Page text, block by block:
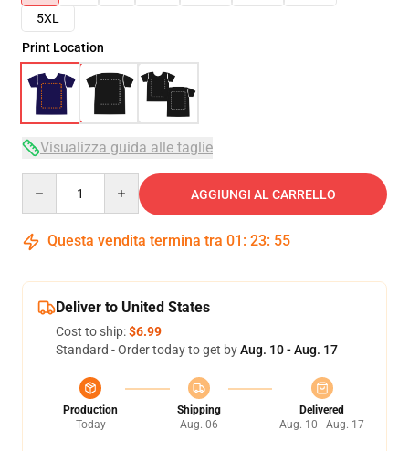
5XL
Print Location
Visualizza guida alle taglie
AGGIUNGI AL CARRELLO
Questa vendita termina tra 01 : 23: 54
Deliver to United States
Cost to ship:$6.99
Standard - Order today to get byAug. 10 - Aug. 17
Production
Today
Shipping
Aug. 06
Delivered
Aug. 10 - Aug. 17